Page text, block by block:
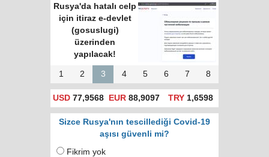
Çin, Rusya’nın
aradığı müttefik
oldu mu?
1 2 3 4 5 6 7 8
USD 77,9568 EUR 88,9097 TRY1,6598
Sizce Rusya'nın tescillediği Covid-19
aşısı güvenli mi?
Fikrim yok